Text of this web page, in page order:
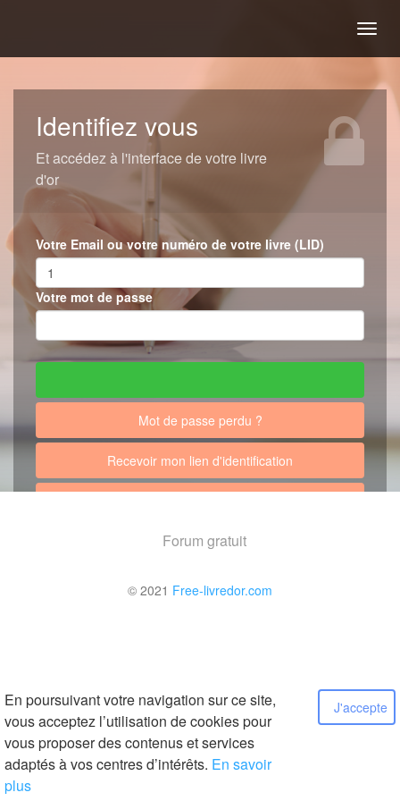
En poursuivant votre navigation sur ce site,
vous acceptez l’utilisation de cookies pour
vous proposer des contenus et services
adaptés à vos centres d’intérêts. En savoir
plus
J'accepte
Identifiez vous
Et accédez à l'interface de votre livre
d'or
Votre Email ou votre numéro de votre livre (LID)
Votre mot de passe
Mot de passe perdu ?
Recevoir mon lien d'identification
Forum gratuit
© 2021 Free-livredor.com